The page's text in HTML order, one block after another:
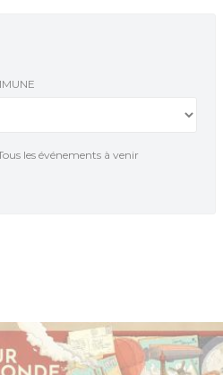
Balades
les événements à venir